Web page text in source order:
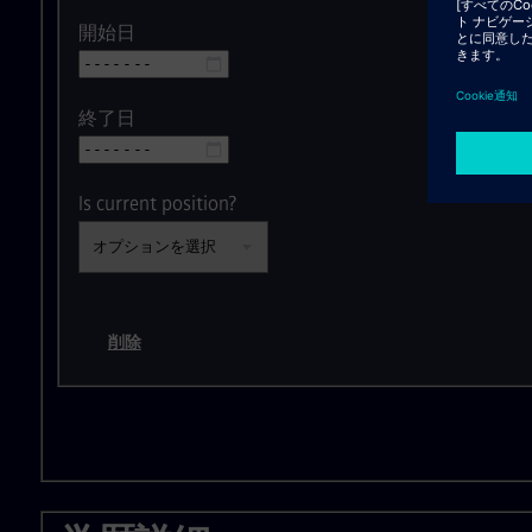
開始日
終了日
Is current position?
削除